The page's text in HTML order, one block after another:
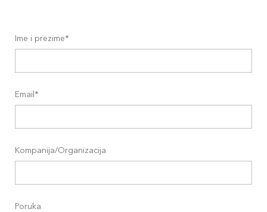
Ime i prezime*
Email*
Kompanija/Organizacija
Poruka